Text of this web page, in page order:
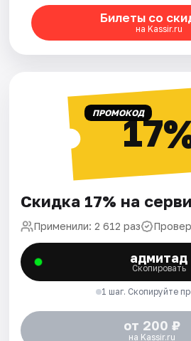
Билеты со
на Kassir.ru
ПРОМОКОД
Скидка 17% на
Применили: 2 612 раз
адмитад
Скопировать
1 шаг. Скопируйте
от 200 ₽
на Kassir.ru